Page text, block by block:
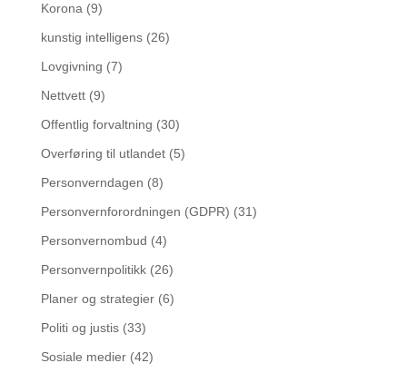
Korona (9)
kunstig intelligens(26)
Lovgivning (7)
Nettvett(9)
Offentlig forvaltning (30)
Overføring til utlandet(5)
Personverndagen (8)
Personvernforordningen (GDPR) (31)
Personvernombud (4)
Personvernpolitikk(26)
Planer og strategier(6)
Politi og justis(33)
Sosiale medier(42)